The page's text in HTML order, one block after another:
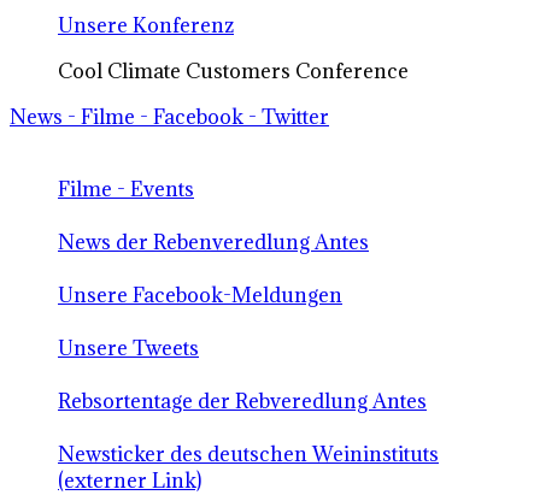
Unsere Konferenz
Cool Climate Customers Conference
News - Filme - Facebook - Twitter
Filme - Events
News der Rebenveredlung Antes
Unsere Facebook-Meldungen
Unsere Tweets
Rebsortentage der Rebveredlung Antes
Newsticker des deutschen Weininstituts
(externer Link)